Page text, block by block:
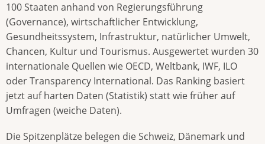
100 Staaten anhand von Regierungsführung
(Governance), wirtschaftlicher Entwicklung,
Gesundheitssystem, Infrastruktur, natürlicher Umwelt,
Chancen, Kultur und Tourismus. Ausgewertet wurden 30
internationale Quellen wie OECD, Weltbank, IWF, ILO
oder Transparency International. Das Ranking basiert
jetzt auf harten Daten (Statistik) statt wie früher auf
Umfragen (weiche Daten).
Die Spitzenplätze belegen die Schweiz, Dänemark und